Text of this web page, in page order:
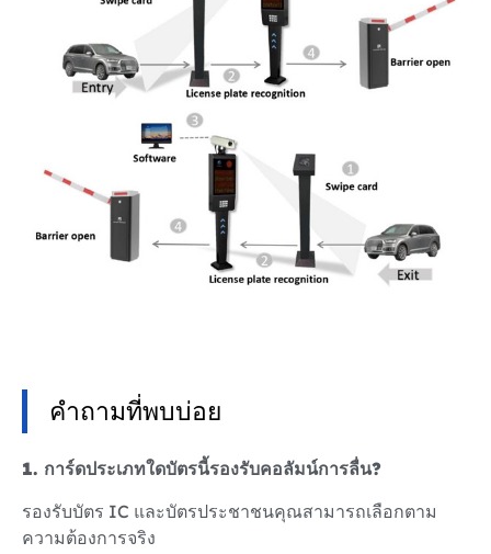
คำถามที่พบบ่อย
1. การ์ดประเภทใดบัตรนี้รองรับคอลัมน์การลื่น?
รองรับบัตร IC และบัตรประชาชนคุณสามารถเลือกตาม
ความต้องการจริง